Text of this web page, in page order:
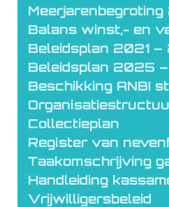
Balans winst,- en
Beleidsplan 2021
Beleidsplan 2025
Beschikking ANBI
Collectieplan
Register van
Taakomschrijving
Handleiding
Vrijwilligersbeleid